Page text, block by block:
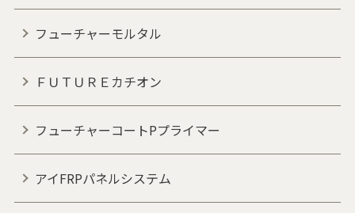
フューチャーモルタル
ＦＵＴＵＲＥカチオン
フューチャーコートPプライマー
アイFRPパネルシステム